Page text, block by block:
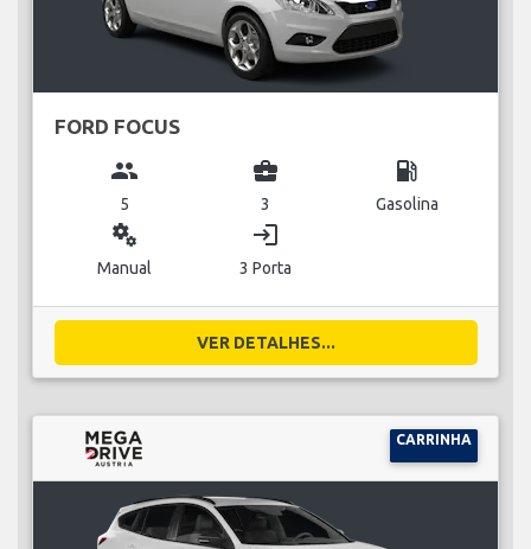
FORD FOCUS
group
5
business_center
3
local_gas_station
Gasolina
miscellaneous_services
Manual
login
3 Porta
VER DETALHES...
CARRINHA